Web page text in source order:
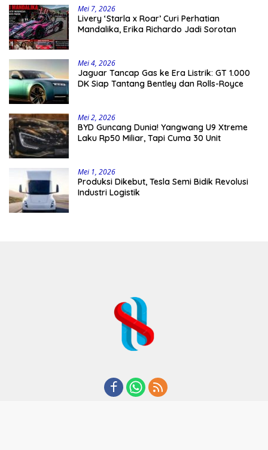
Mei 7, 2026
Livery ‘Starla x Roar’ Curi Perhatian
Mandalika, Erika Richardo Jadi Sorotan
Mei 4, 2026
Jaguar Tancap Gas ke Era Listrik: GT 1.000
DK Siap Tantang Bentley dan Rolls-Royce
Mei 2, 2026
BYD Guncang Dunia! Yangwang U9 Xtreme
Laku Rp50 Miliar, Tapi Cuma 30 Unit
Mei 1, 2026
Produksi Dikebut, Tesla Semi Bidik Revolusi
Industri Logistik